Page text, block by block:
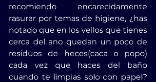
recomiendo encarecidamente
rasurar por temas de higiene, ¿has
notado que en los vellos que tienes
cerca del ano quedan un poco de
residuos de heces(caca o popo)
cada vez que haces del baño
cuando te limpias solo con papel?